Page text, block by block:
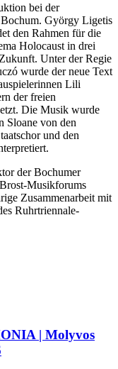
bei der
György Ligetis
den Rahmen für die
Holocaust in drei
Unter der Regie
wurde der neue Text
Lili
der freien
Die Musik wurde
Sloane von den
und den
der Bochumer
Musikforums
Zusammenarbeit mit
Ruhrtriennale-
| Molyvos